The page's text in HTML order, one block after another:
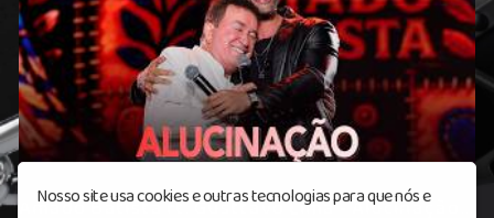
Nosso site usa cookies e outras tecnologias para que nós e